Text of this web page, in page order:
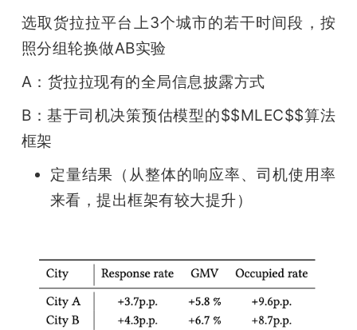
选取货拉拉平台上3个城市的若干时间段，按
照分组轮换做AB实验
A：货拉拉现有的全局信息披露方式
B：基于司机决策预估模型的$$MLEC$$算法
框架
定量结果（从整体的响应率、司机使用率
来看，提出框架有较大提升）